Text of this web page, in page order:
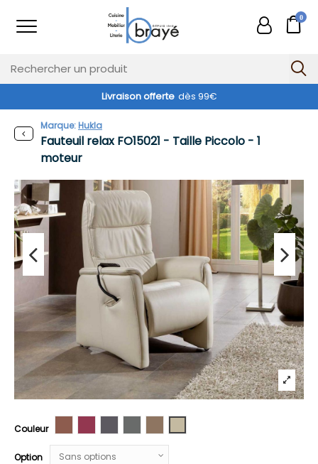
0
Livraison offerte dès 99€
Fauteuil relax FO15021 - Taille Piccolo - 1
moteur
Marque:Hukla
Couleur
Option